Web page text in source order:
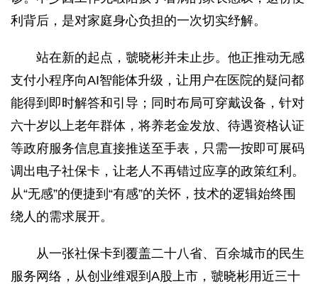
利背后，是对家庭身心负担的一次切实纾解。
站在新的起点，虢晓彬并未止步。他正推动无感
支付小程序向AI智能体升级，让用户在医院的疑问都
能得到即时解答和引导；同时布局可穿戴设备，针对
六十岁以上老年群体，将养老金发放、待遇资格认证
等政府服务信息直接推送至手表，只需一按即可展码
调出电子社保卡，让老人不再错过应享的政策红利。
从“无感”的便捷到“有感”的关怀，技术的逻辑始终围
绕人的需求展开。
从一张社保卡到覆盖二十八省、百余城市的民生
服务网络，从创业维艰到A股上市，虢晓彬用近三十